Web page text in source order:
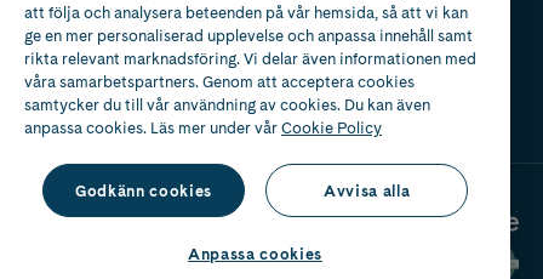
att följa och analysera beteenden på vår hemsida, så att vi kan
ge en mer personaliserad upplevelse och anpassa innehåll samt
rikta relevant marknadsföring. Vi delar även informationen med
våra samarbetspartners. Genom att acceptera cookies
samtycker du till vår användning av cookies. Du kan även
anpassa cookies. Läs mer under vårCookie Policy
Godkänn cookies Avvisa alla
Anpassa cookies